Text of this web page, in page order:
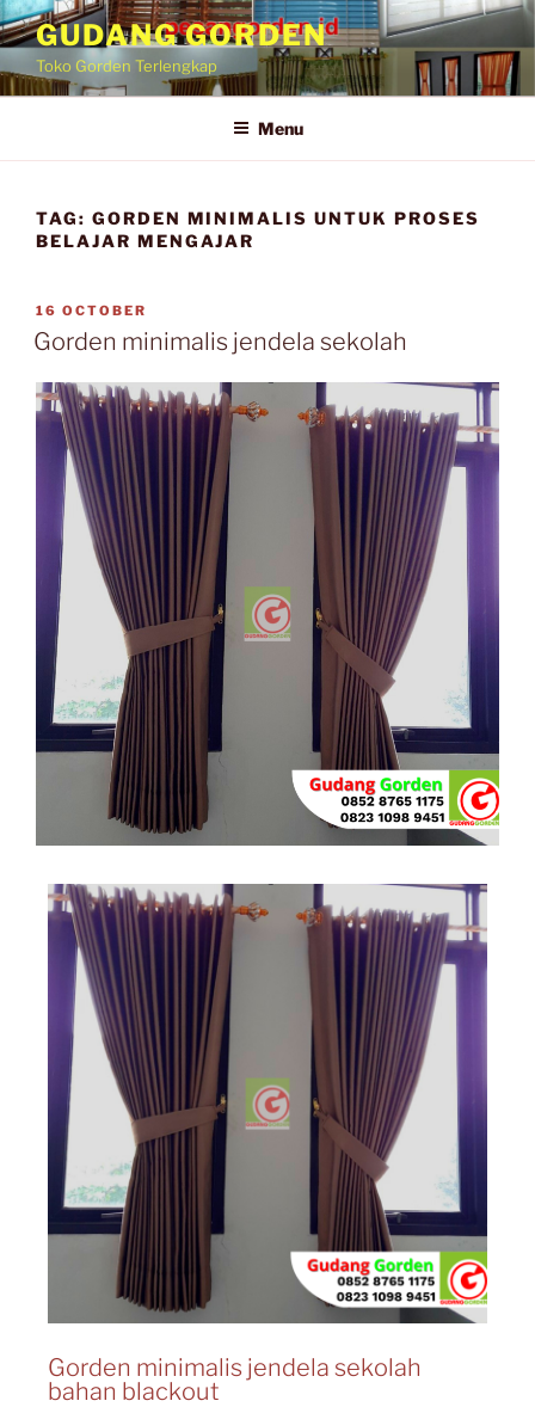
GUDANG GORDEN
Toko Gorden Terlengkap
Menu
TAG: GORDEN MINIMALIS UNTUK PROSES
BELAJAR MENGAJAR
16 OCTOBER
Gorden minimalis jendela sekolah
Gorden minimalis jendela sekolah
bahan blackout